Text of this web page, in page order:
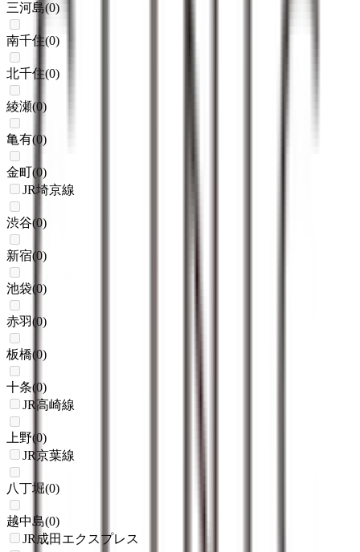
三河島(0)
南千住(0)
北千住(0)
綾瀬(0)
亀有(0)
金町(0)
JR埼京線
渋谷(0)
新宿(0)
池袋(0)
赤羽(0)
板橋(0)
十条(0)
JR高崎線
上野(0)
JR京葉線
八丁堀(0)
越中島(0)
JR成田エクスプレス